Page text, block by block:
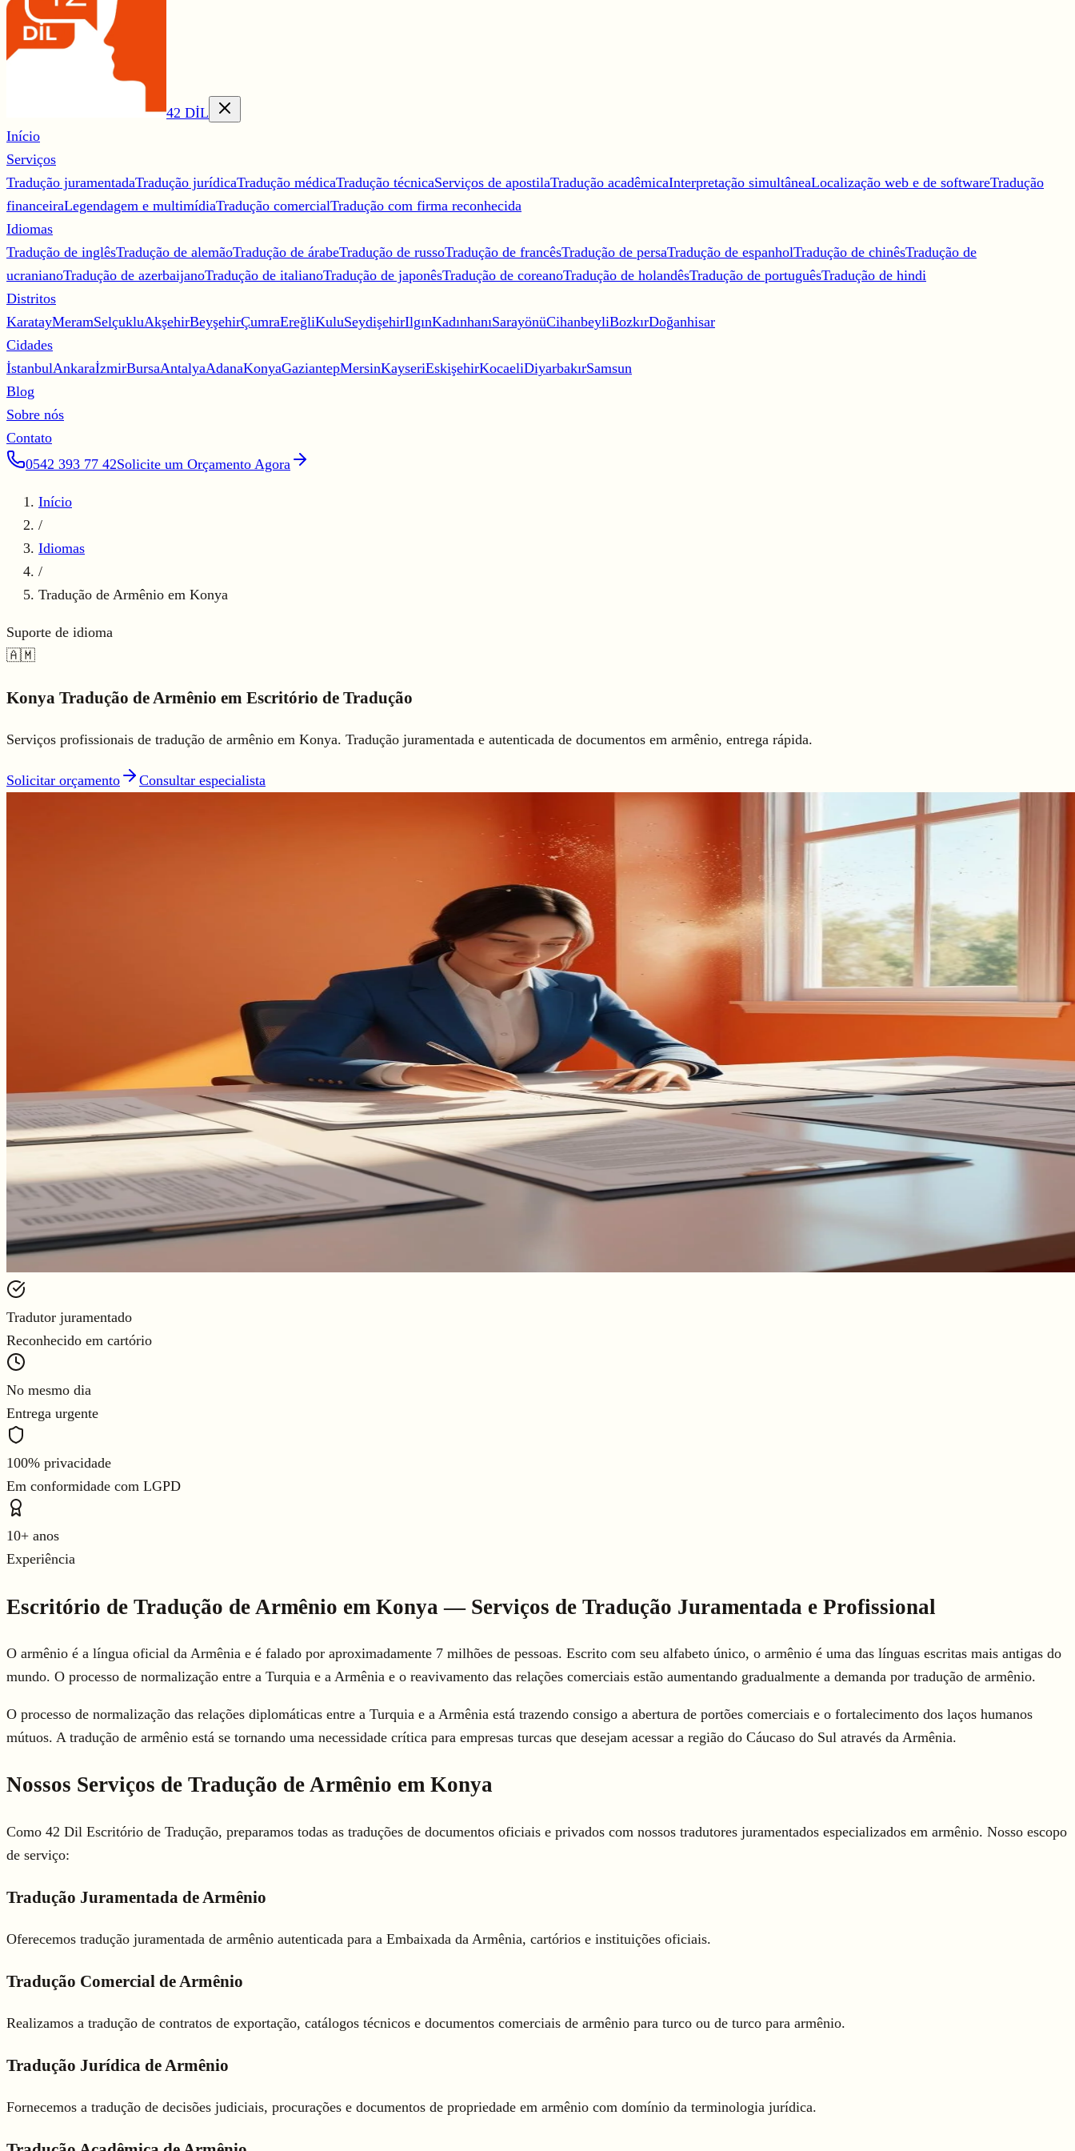
42 DİL
Início
Serviços
Tradução juramentadaTradução jurídicaTradução médicaTradução técnicaServiços de apostilaTradução acadêmicaInterpretação simultâneaLocalização web e de softwareTradução
financeiraLegendagem e multimídiaTradução comercialTradução com firma reconhecida
Idiomas
Tradução de inglêsTradução de alemãoTradução de árabeTradução de russoTradução de francêsTradução de persaTradução de espanholTradução de chinêsTradução de
ucranianoTradução de azerbaijanoTradução de italianoTradução de japonêsTradução de coreanoTradução de holandêsTradução de portuguêsTradução de hindi
Distritos
KaratayMeramSelçukluAkşehirBeyşehirÇumraEreğliKuluSeydişehirIlgınKadınhanıSarayönüCihanbeyliBozkırDoğanhisar
Cidades
İstanbulAnkaraİzmirBursaAntalyaAdanaKonyaGaziantepMersinKayseriEskişehirKocaeliDiyarbakırSamsun
Blog
Sobre nós
Contato
0542 393 77 42Solicite um Orçamento Agora
Início
/
Idiomas
/
Tradução de Armênio em Konya
Suporte de idioma
🇦🇲
Konya Tradução de Armênio em Escritório de Tradução
Serviços profissionais de tradução de armênio em Konya. Tradução juramentada e autenticada de documentos em armênio, entrega rápida.
Solicitar orçamento Consultar especialista
Tradutor juramentado
Reconhecido em cartório
No mesmo dia
Entrega urgente
100% privacidade
Em conformidade com LGPD
10+ anos
Experiência
Escritório de Tradução de Armênio em Konya — Serviços de Tradução Juramentada e Profissional
O armênio é a língua oficial da Armênia e é falado por aproximadamente 7 milhões de pessoas. Escrito com seu alfabeto único, o armênio é uma das línguas escritas mais antigas do
mundo. O processo de normalização entre a Turquia e a Armênia e o reavivamento das relações comerciais estão aumentando gradualmente a demanda por tradução de armênio.
O processo de normalização das relações diplomáticas entre a Turquia e a Armênia está trazendo consigo a abertura de portões comerciais e o fortalecimento dos laços humanos
mútuos. A tradução de armênio está se tornando uma necessidade crítica para empresas turcas que desejam acessar a região do Cáucaso do Sul através da Armênia.
Nossos Serviços de Tradução de Armênio em Konya
Como 42 Dil Escritório de Tradução, preparamos todas as traduções de documentos oficiais e privados com nossos tradutores juramentados especializados em armênio. Nosso escopo
de serviço:
Tradução Juramentada de Armênio
Oferecemos tradução juramentada de armênio autenticada para a Embaixada da Armênia, cartórios e instituições oficiais.
Tradução Comercial de Armênio
Realizamos a tradução de contratos de exportação, catálogos técnicos e documentos comerciais de armênio para turco ou de turco para armênio.
Tradução Jurídica de Armênio
Fornecemos a tradução de decisões judiciais, procurações e documentos de propriedade em armênio com domínio da terminologia jurídica.